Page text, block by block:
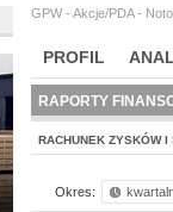
GPW - Akcje/PDA -
PROFIL
BR LAB
RAPORTY
RACHUNEK ZYSKÓW I
Okres: